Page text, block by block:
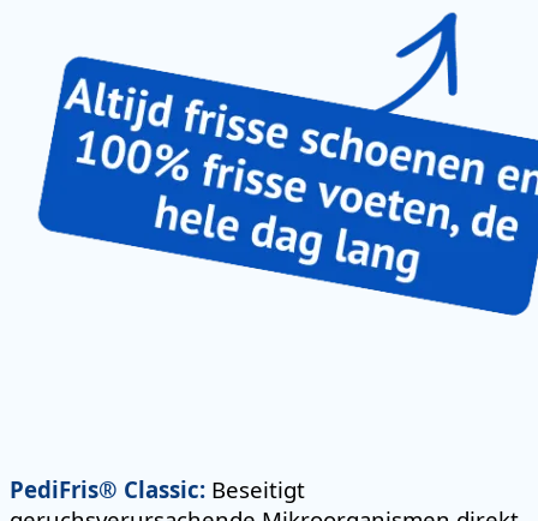
PediFris® Classic: Beseitigt